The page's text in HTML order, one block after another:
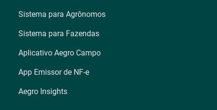
Sistema para Agrônomos
Sistema para Fazendas
Aplicativo Aegro Campo
App Emissor de NF-e
Aegro Insights